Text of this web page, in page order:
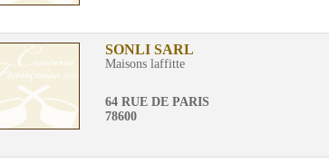
SONLI SARL
Maisons laffitte
64 RUE DE PARIS
78600